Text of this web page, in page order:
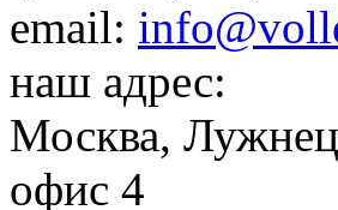
email:
наш адрес:
Москва,
офис 4